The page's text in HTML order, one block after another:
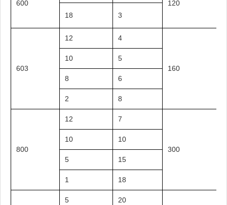
600
120
18
3
603
12 4
160
10 5
8 6
2 8
800
12 7
300
10 10
5 15
1 18
5 20